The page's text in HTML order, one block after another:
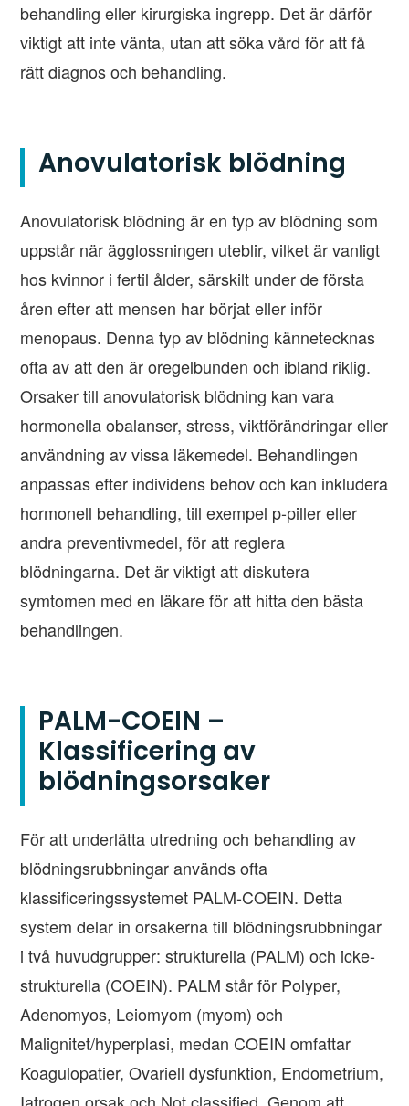
behandling eller kirurgiska ingrepp. Det är därför
viktigt att inte vänta, utan att söka vård för att få
rätt diagnos och behandling.
Anovulatorisk blödning
Anovulatorisk blödning är en typ av blödning som
uppstår när ägglossningen uteblir, vilket är vanligt
hos kvinnor i fertil ålder, särskilt under de första
åren efter att mensen har börjat eller inför
menopaus. Denna typ av blödning kännetecknas
ofta av att den är oregelbunden och ibland riklig.
Orsaker till anovulatorisk blödning kan vara
hormonella obalanser, stress, viktförändringar eller
användning av vissa läkemedel. Behandlingen
anpassas efter individens behov och kan inkludera
hormonell behandling, till exempel p-piller eller
andra preventivmedel, för att reglera
blödningarna. Det är viktigt att diskutera
symtomen med en läkare för att hitta den bästa
behandlingen.
PALM-COEIN –
Klassificering av
blödningsorsaker
För att underlätta utredning och behandling av
blödningsrubbningar används ofta
klassificeringssystemet PALM-COEIN. Detta
system delar in orsakerna till blödningsrubbningar
i två huvudgrupper: strukturella (PALM) och icke-
strukturella (COEIN). PALM står för Polyper,
Adenomyos, Leiomyom (myom) och
Malignitet/hyperplasi, medan COEIN omfattar
Koagulopatier, Ovariell dysfunktion, Endometrium,